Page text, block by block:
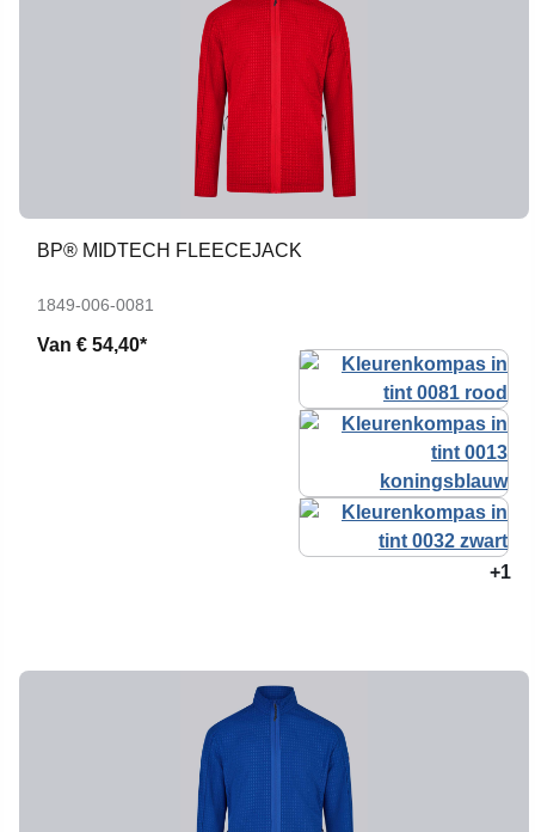
BP® MIDTECH FLEECEJACK
1849-006-0081
Van € 54,40*
+1